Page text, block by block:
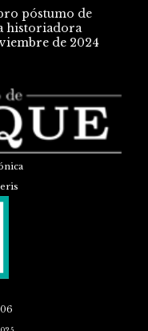
póstumo de
historiadora
de 2024